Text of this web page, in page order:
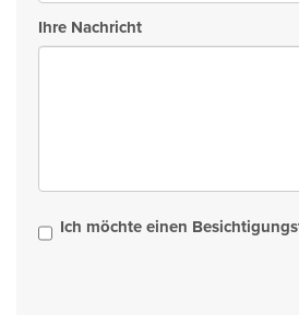
Ihre Nachricht
Ich möchte einen